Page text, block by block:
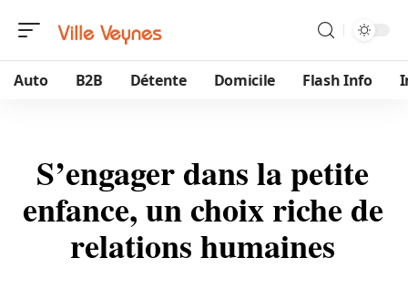
Auto B2B Détente Domicile Flash Info
S’engager dans la petite
enfance, un choix riche de
relations humaines